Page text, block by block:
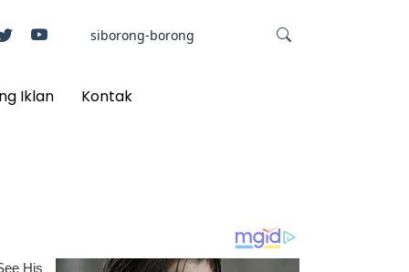
Iklan Kontak